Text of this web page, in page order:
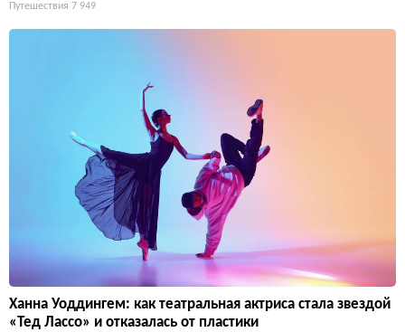
Путешествия 7 949
Ханна Уоддингем: как театральная актриса стала звездой
«Тед Лассо» и отказалась от пластики